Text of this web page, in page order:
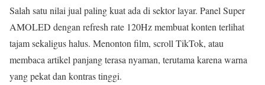
Salah satu nilai jual paling kuat ada di sektor layar. Panel Super
AMOLED dengan refresh rate 120Hz membuat konten terlihat
tajam sekaligus halus. Menonton film, scroll TikTok, atau
membaca artikel panjang terasa nyaman, terutama karena warna
yang pekat dan kontras tinggi.